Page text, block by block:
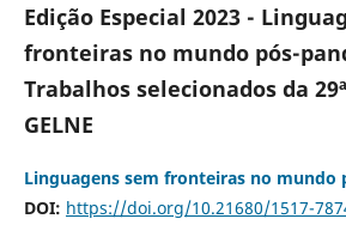
Edição Especial 2023 -
fronteiras no mundo pós-
Trabalhos selecionados da
GELNE
Linguagens sem fronteiras no mundo
DOI: https://doi.org/10.21680/1517-